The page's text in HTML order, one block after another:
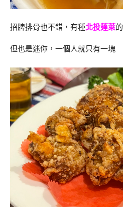
招牌排骨也不錯，有種北投蓬萊
但也是迷你，一個人就只有一塊